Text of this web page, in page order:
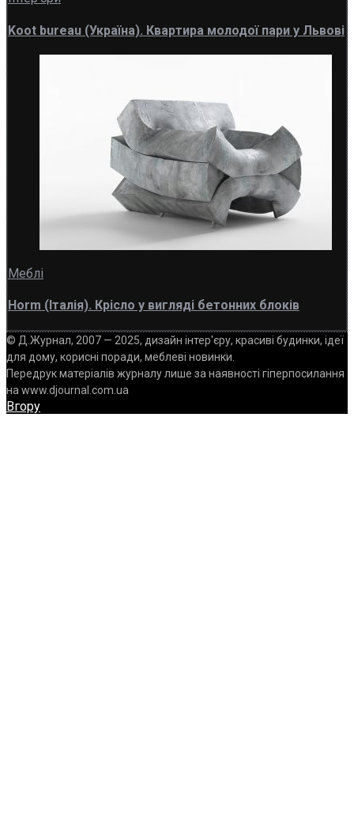
Koot bureau (Україна). Квартира молодої пари у Львові
Меблі
Horm (Італія). Крісло у вигляді бетонних блоків
© Д.Журнал, 2007 — 2025, дизайн інтер'єру, красиві будинки, ідеї
для дому, корисні поради, меблеві новинки.
Передрук матеріалів журналу лише за наявності гіперпосилання
на www.djournal.com.ua
Вгору